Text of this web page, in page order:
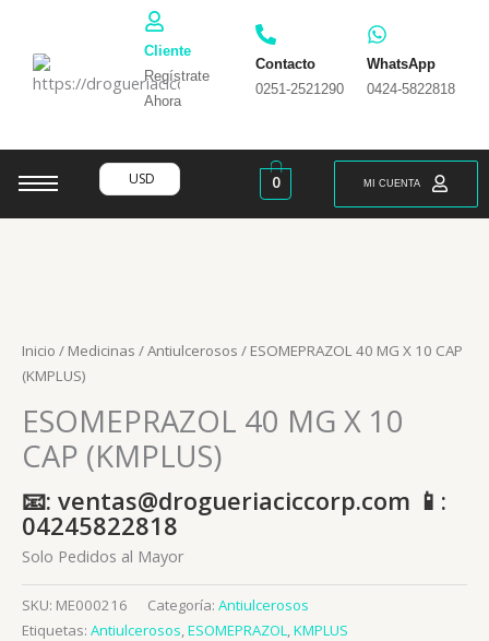
contenido
Cliente
Regístrate
Ahora
Contacto
0251-2521290
WhatsApp
0424-5822818
USD 0 MI CUENTA
Inicio / Medicinas /Antiulcerosos / ESOMEPRAZOL 40 MG X 10 CAP
(KMPLUS)
ESOMEPRAZOL 40 MG X 10
CAP (KMPLUS)
📧: ventas@drogueriaciccorp.com 📱:
04245822818
Solo Pedidos al Mayor
SKU: ME000216 Categoría: Antiulcerosos
Etiquetas: Antiulcerosos,ESOMEPRAZOL,KMPLUS